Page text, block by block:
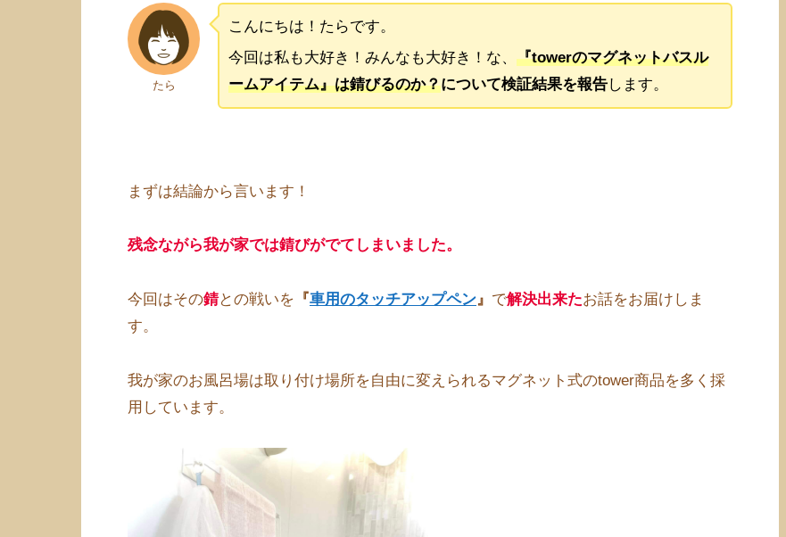
たら
こんにちは！たらです。
今回は私も大好き！みんなも大好き！な、『towerのマグネットバスル
ームアイテム』は錆びるのか？について検証結果を報告します。
まずは結論から言います！
残念ながら我が家では錆びがでてしまいました。
今回はその錆との戦いを 『車用のタッチアップペン』 で解決出来たお話をお届けしま
す。
我が家のお風呂場は取り付け場所を自由に変えられるマグネット式のtower商品を多く採
用しています。